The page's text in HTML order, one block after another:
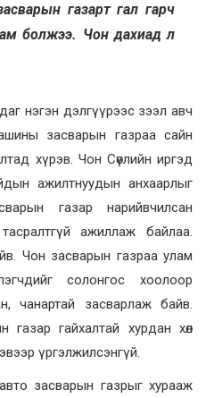
газарт гал гарч
болжээ. Чон дахиад л
нэгэн дэлгүүрээс зээл авч
засварын газраа сайн
хүрэв. Чон Сөүлийн иргэд
ажилтнуудын анхаарлыг
газар нарийвчилсан
ажиллаж байлаа.
Чон засварын газраа улам
солонгос хоолоор
чанартай засварлаж байв.
гайхалтай хурдан хөл
үргэлжилсэнгүй.
засварын газрыг хурааж